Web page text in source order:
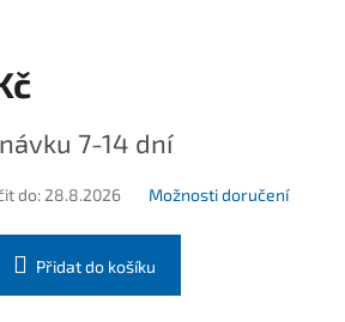
7-14 dní
do: 28.8.2026 Možnosti doručení
Přidat do košíku